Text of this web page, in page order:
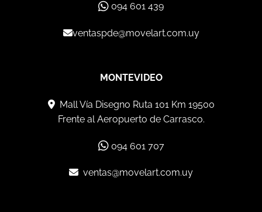
094 601 439
ventaspde@movelart.com.uy
MONTEVIDEO
Mall Vía Disegno Ruta 101 Km 19500
Frente al Aeropuerto de Carrasco.
094 601 707
ventas@movelart.com.uy